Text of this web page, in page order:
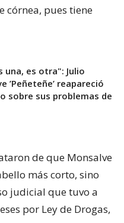
córnea, pues tiene
una, es otra": Julio
’Peñeteñe’ reapareció
sobre sus problemas de
de que Monsalve
más corto, sino
judicial que tuvo a
por Ley de Drogas,